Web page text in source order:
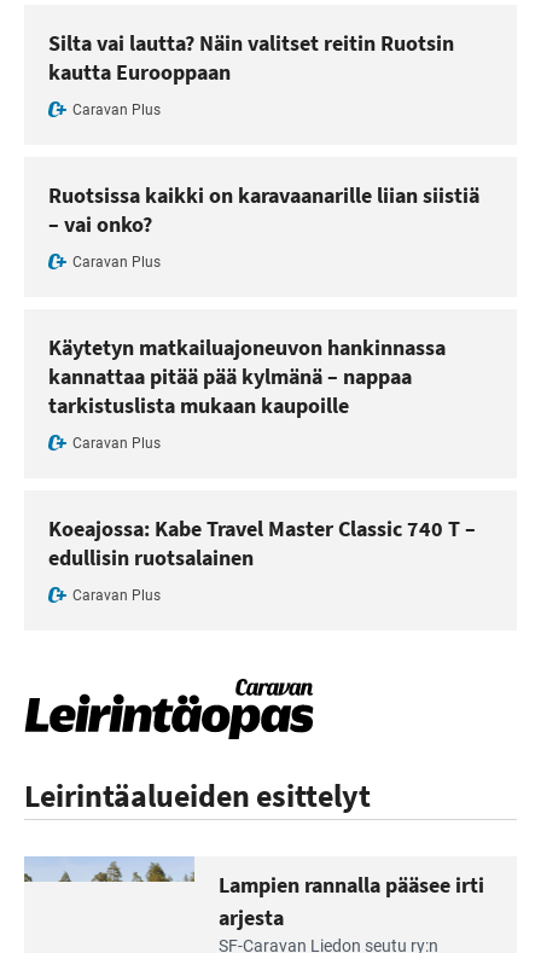
Silta vai lautta? Näin valitset reitin Ruotsin
kautta Eurooppaan
Caravan Plus
Ruotsissa kaikki on karavaanarille liian siistiä
– vai onko?
Caravan Plus
Käytetyn matkailuajoneuvon hankinnassa
kannattaa pitää pää kylmänä – nappaa
tarkistuslista mukaan kaupoille
Caravan Plus
Koeajossa: Kabe Travel Master Classic 740 T –
edullisin ruotsalainen
Caravan Plus
Leirintäalueiden esittelyt
Lampien rannalla pääsee irti
arjesta
SF-Caravan Liedon seutu ry:n